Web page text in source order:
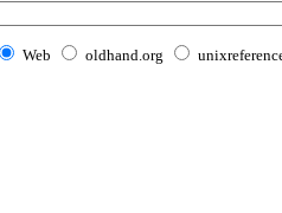
Web oldhand.org